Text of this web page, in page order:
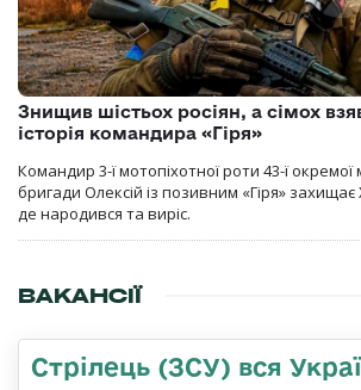
Знищив шістьох росіян, а сімох
історія командира «Гіря»
Командир 3-ї мотопіхотної роти 43-ї окремої
бригади Олексій із позивним «Гіря»
де народився та виріс.
ВАКАНСІЇ
Стрілець (ЗСУ) вся